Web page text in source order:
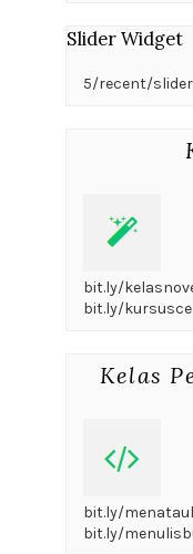
Slider Widget
5/recent/slider
bit.ly/
bit.ly/
Kelas
bit.ly/
bit.ly/